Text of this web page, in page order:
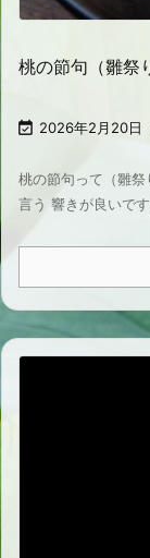
桃の節句（雛祭
 2026年2月20日
桃の節句って（雛
言う 響きが良いで